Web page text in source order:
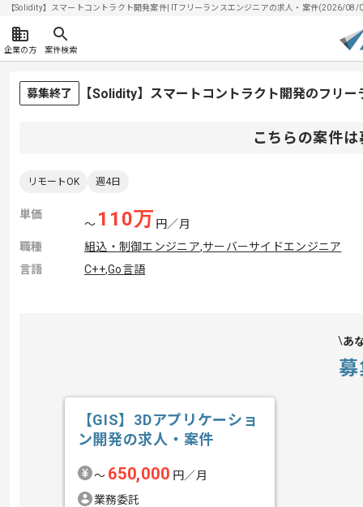
【Solidity】スマートコントラクト開発案件| ITフリーランスエンジニアの求人・案件(2026/08/
企業の方 案件検索
募集終了 【Solidity】スマートコントラクト開発のフリ
こちらの案件
リモートOK 週4日
単価
〜 110万 円／月
職種
組込・制御エンジニア,サーバーサイドエンジニア
言語
C++,Go言語
あ
【GIS】3Dアプリケーショ
ン開発の求人・案件
〜 650,000 円／月
業務委託